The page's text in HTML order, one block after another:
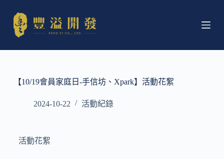
跳
至
主
【10/19會員家庭日-手信坊、Xpark】活動花絮
2024-10-22 活動紀錄
活動花絮